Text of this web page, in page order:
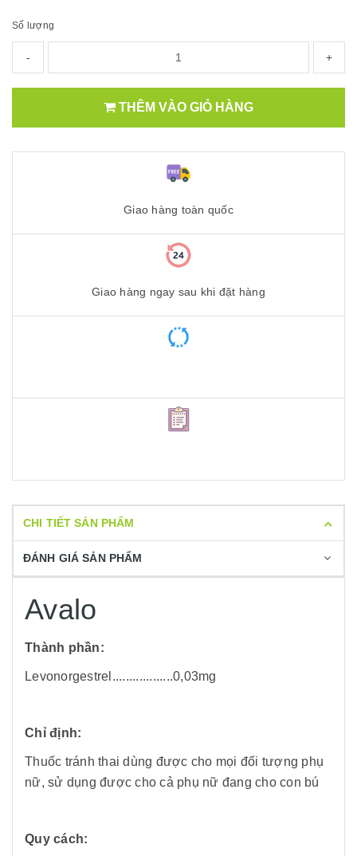
Số lượng
- +
THÊM VÀO GIỎ HÀNG
Giao hàng toàn quốc
Giao hàng ngay sau khi đặt hàng
CHI TIẾT SẢN PHẨM
ĐÁNH GIÁ SẢN PHẨM
Avalo
Thành phần:
Levonorgestrel..................0,03mg
Chỉ định:
Thuốc tránh thai dùng được cho mọi đối tượng phụ
nữ, sử dụng được cho cả phụ nữ đang cho con bú
Quy cách: